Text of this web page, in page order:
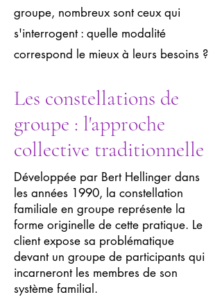
groupe, nombreux sont ceux qui
s'interrogent : quelle modalité
correspond le mieux à leurs besoins ?
Les constellations de
groupe : l'approche
collective traditionnelle
Développée par Bert Hellinger dans
les années 1990, la constellation
familiale en groupe représente la
forme originelle de cette pratique. Le
client expose sa problématique
devant un groupe de participants qui
incarneront les membres de son
système familial.